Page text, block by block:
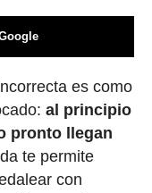
es como
al principio
pronto llegan
te permite
con